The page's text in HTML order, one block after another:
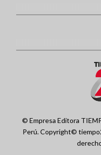
© Empresa Editora
Perú.Copyright©